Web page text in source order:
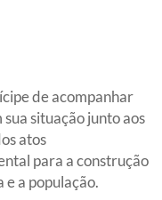
de acompanhar
situação junto aos
atos
para a construção
a população.